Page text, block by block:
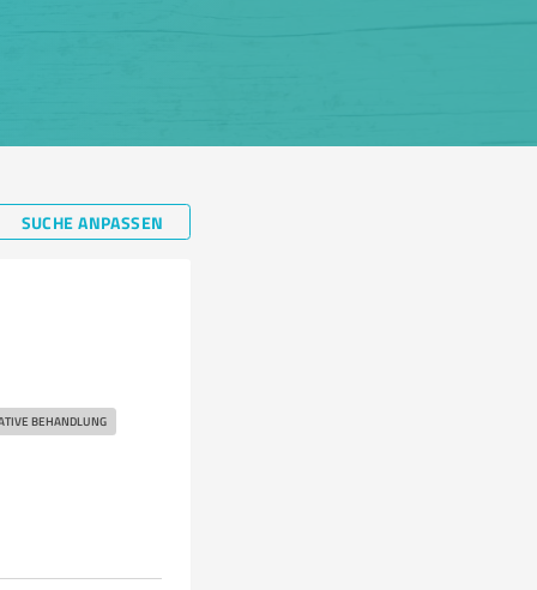
SUCHE ANPASSEN
BEHANDLUNG